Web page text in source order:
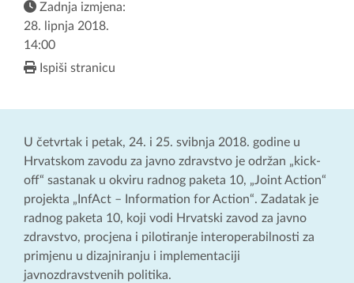
Zadnja izmjena:
28. lipnja 2018.
14:00
Ispiši stranicu
U četvrtak i petak, 24. i 25. svibnja 2018. godine u
Hrvatskom zavodu za javno zdravstvo je održan „kick-
off“ sastanak u okviru radnog paketa 10, „Joint Action“
projekta „InfAct – Information for Action“. Zadatak je
radnog paketa 10, koji vodi Hrvatski zavod za javno
zdravstvo, procjena i pilotiranje interoperabilnosti za
primjenu u dizajniranju i implementaciji
javnozdravstvenih politika.